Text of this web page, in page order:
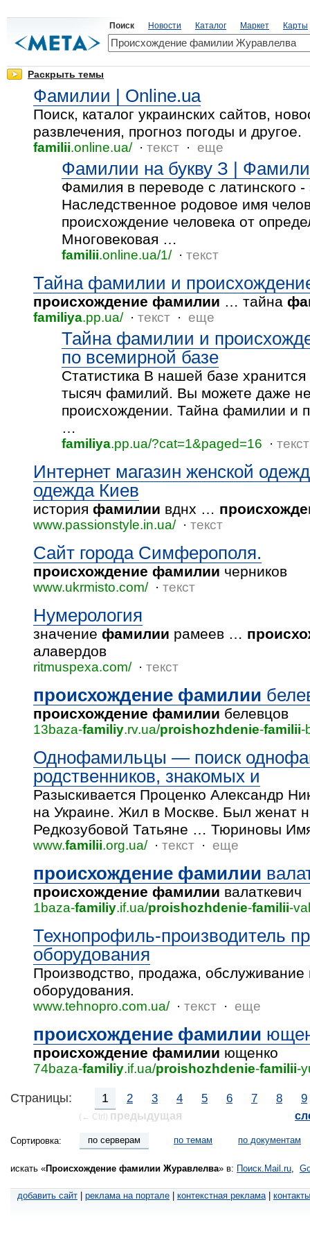
Поиск Новости Каталог Маркет Карты
Раскрыть темы
Фамилии | Online.ua
Поиск, каталог украинских сайтов,
развлечения, прогноз погоды и другое.
familii.online.ua/· текст · еще
Фамилии на букву З |
Фамилия в переводе с латинского -
Наследственное родовое имя
происхождение человека от
Многовековая …
familii.online.ua/1/· текст
Тайна фамилии и
происхождение фамилии … тайна
familiya.pp.ua/· текст · еще
Тайна фамилии и
по всемирной базе
Статистика В нашей базе
тысяч фамилий. Вы можете даже
происхождении. Тайна фамилии и
…
familiya.pp.ua/?cat=1&paged=16 · текст
Интернет магазин женской
одежда Киев
история фамилии вднх …
www.passionstyle.in.ua/· текст
Сайт города Симферополя.
происхождение фамилии черников
www.ukrmisto.com/· текст
Нумерология
значение фамилии рамеев …
алавердов
ritmuspexa.com/· текст
происхождение фамилии
происхождение фамилии белевцов
13baza-familiy.rv.ua/proishozhdenie-familii-
Однофамильцы — поиск
родственников, знакомых и
Разыскивается Проценко Александр
на Украине. Жил в Москве. Был женат
Редкозубовой Татьяне … Тюриновы
www.familii.org.ua/· текст · еще
происхождение фамилии
происхождение фамилии валаткевич
1baza-familiy.if.ua/proishozhdenie-familii-
Технопрофиль-производитель
оборудования
Производство, продажа, обслуживание
оборудования.
www.tehnopro.com.ua/· текст · еще
происхождение фамилии
происхождение фамилии ющенко
74baza-familiy.if.ua/proishozhdenie-familii-
Cтраницы: 1 2 3 4 5 6 7 8 9
(← Ctrl) предыдущая
Сортировка: по серверам по темам по документам
искать «Происхождение фамилии Журавлелва» в: Поиск.Mail.ru
добавить сайт реклама на портале контекстная реклама контакты